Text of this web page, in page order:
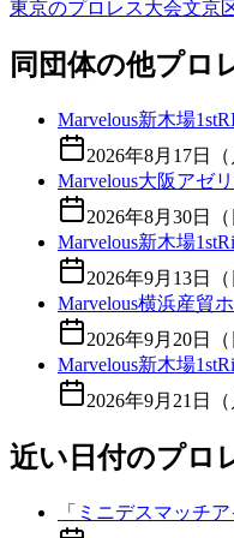
東京のプロレス大会文京
同団体の他プロ
Marvelous新木場
2026年8月17日（
Marvelous大阪アゼ
2026年8月30日（
Marvelous新木場
2026年9月13日（
Marvelous横浜産貿
2026年9月20日（
Marvelous新木場
2026年9月21日（
近い日付のプロ
「ミニデスマッチ